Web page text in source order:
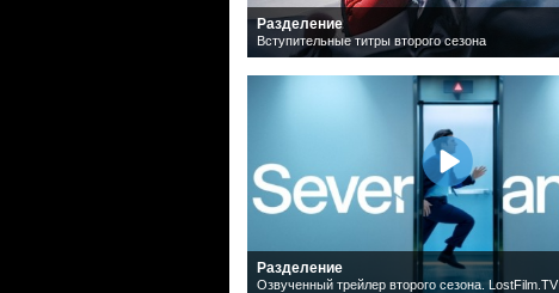
Разделение
Вступительные титры второго сезона
Разделение
Озвученный трейлер второго сезона. LostFilm.TV